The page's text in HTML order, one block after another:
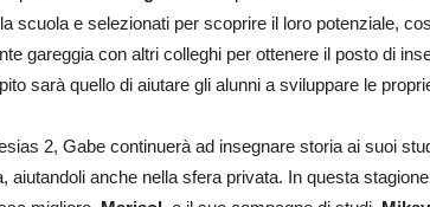
scuola e selezionati per scoprire il loro potenziale,
gareggia con altri colleghi per ottenere il posto di
sarà quello di aiutare gli alunni a sviluppare le
2, Gabe continuerà ad insegnare storia ai suoi
aiutandoli anche nella sfera privata. In questa